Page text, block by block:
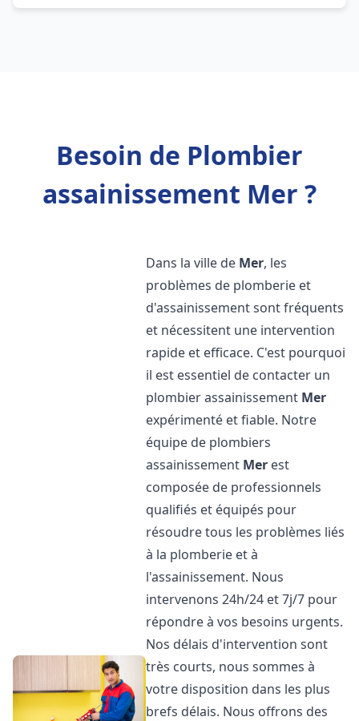
Besoin de Plombier
assainissement Mer ?
Dans la ville de Mer, les
problèmes de plomberie et
d'assainissement sont fréquents
et nécessitent une intervention
rapide et efficace. C'est pourquoi
il est essentiel de contacter un
plombier assainissement Mer
expérimenté et fiable. Notre
équipe de plombiers
assainissement Mer est
composée de professionnels
qualifiés et équipés pour
résoudre tous les problèmes liés
à la plomberie et à
l'assainissement. Nous
intervenons 24h/24 et 7j/7 pour
répondre à vos besoins urgents.
Nos délais d'intervention sont
très courts, nous sommes à
votre disposition dans les plus
brefs délais. Nous offrons des